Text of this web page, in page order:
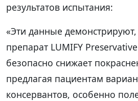
результатов испытания:
«Эти данные
препарат LUMIFY
безопасно снижает
предлагая пациентам
консервантов, особенно